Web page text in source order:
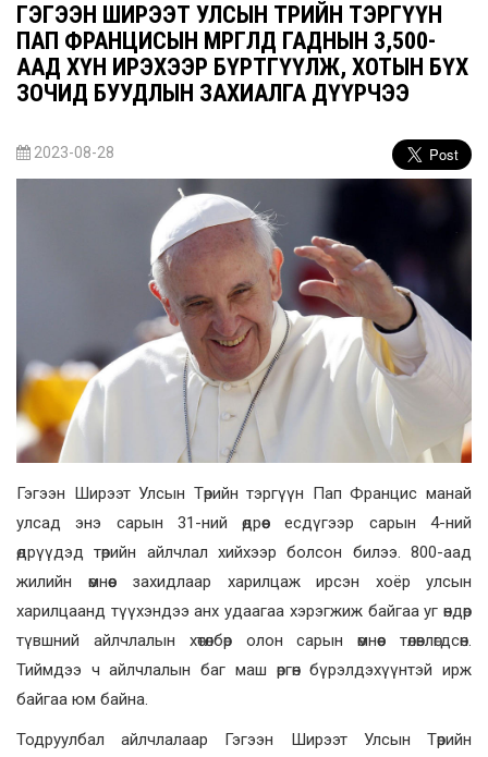
ГЭГЭЭН ШИРЭЭТ УЛСЫН ТӨРИЙН ТЭРГҮҮН
ПАП ФРАНЦИСЫН МӨРГӨЛД ГАДНЫН 3,500-
ААД ХҮН ИРЭХЭЭР БҮРТГҮҮЛЖ, ХОТЫН БҮХ
ЗОЧИД БУУДЛЫН ЗАХИАЛГА ДҮҮРЧЭЭ
2023-08-28
Гэгээн Ширээт Улсын Төрийн тэргүүн Пап Францис манай
улсад энэ сарын 31-ний өдрөөс есдүгээр сарын 4-ний
өдрүүдэд төрийн айлчлал хийхээр болсон билээ. 800-аад
жилийн өмнөөс захидлаар харилцаж ирсэн хоёр улсын
харилцаанд түүхэндээ анх удаагаа хэрэгжиж байгаа уг өндөр
түвшний айлчлалын хөтөлбөр олон сарын өмнөөс төлөвлөгдсөн.
Тиймдээ ч айлчлалын баг маш өргөн бүрэлдэхүүнтэй ирж
байгаа юм байна.
Тодруулбал айлчлалаар Гэгээн Ширээт Улсын Төрийн